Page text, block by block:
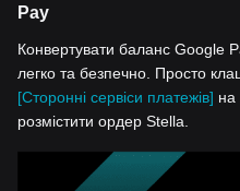
Pay
Конвертувати баланс Google
легко та безпечно. Просто
[Сторонні сервіси платежів] на
розмістити ордер Stella.